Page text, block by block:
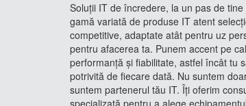
Soluții IT de încredere, la un pas de
gamă variată de produse IT atent
competitive, adaptate atât pentru uz
pentru afacerea ta. Punem accent pe
performanță și fiabilitate, astfel încât tu
potrivită de fiecare dată. Nu suntem
suntem partenerul tău IT. Îți oferim